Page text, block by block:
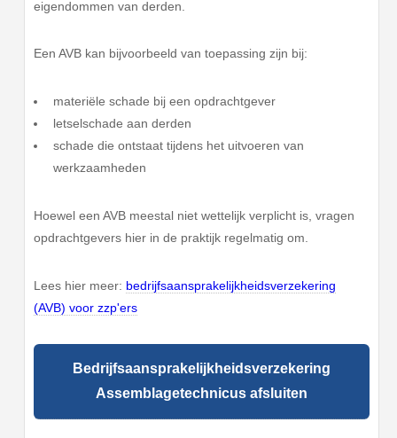
eigendommen van derden.
Een AVB kan bijvoorbeeld van toepassing zijn bij:
materiële schade bij een opdrachtgever
letselschade aan derden
schade die ontstaat tijdens het uitvoeren van
werkzaamheden
Hoewel een AVB meestal niet wettelijk verplicht is, vragen
opdrachtgevers hier in de praktijk regelmatig om.
Lees hier meer: bedrijfsaansprakelijkheidsverzekering
(AVB) voor zzp'ers
Bedrijfsaansprakelijkheidsverzekering
Assemblagetechnicus afsluiten